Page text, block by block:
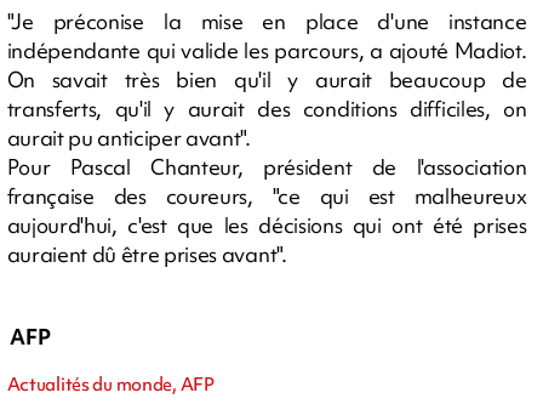
"Je préconise la mise en place d'une instance
indépendante qui valide les parcours, a ajouté Madiot.
On savait très bien qu'il y aurait beaucoup de
transferts, qu'il y aurait des conditions difficiles, on
aurait pu anticiper avant".
Pour Pascal Chanteur, président de l'association
française des coureurs, "ce qui est malheureux
aujourd'hui, c'est que les décisions qui ont été prises
auraient dû être prises avant".
AFP
Actualités du monde, AFP